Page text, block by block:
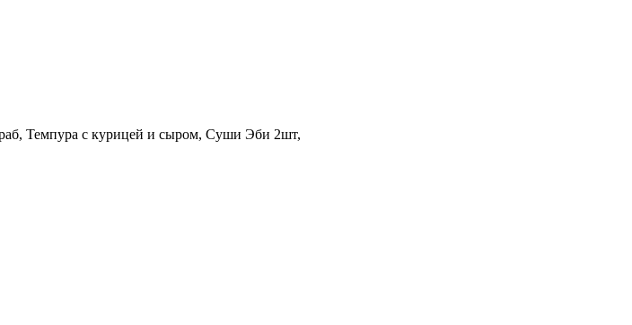
Темпура с курицей и сыром, Суши Эби 2шт,